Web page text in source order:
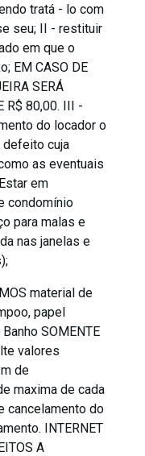
tratá - lo com
seu; II - restituir
em que o
EM CASO DE
SERÁ
R$ 80,00. III -
do locador o
defeito cuja
as eventuais
em
condomínio
para malas e
nas janelas e
material de
papel
SOMENTE
valores
de
maxima de cada
cancelamento do
INTERNET
A